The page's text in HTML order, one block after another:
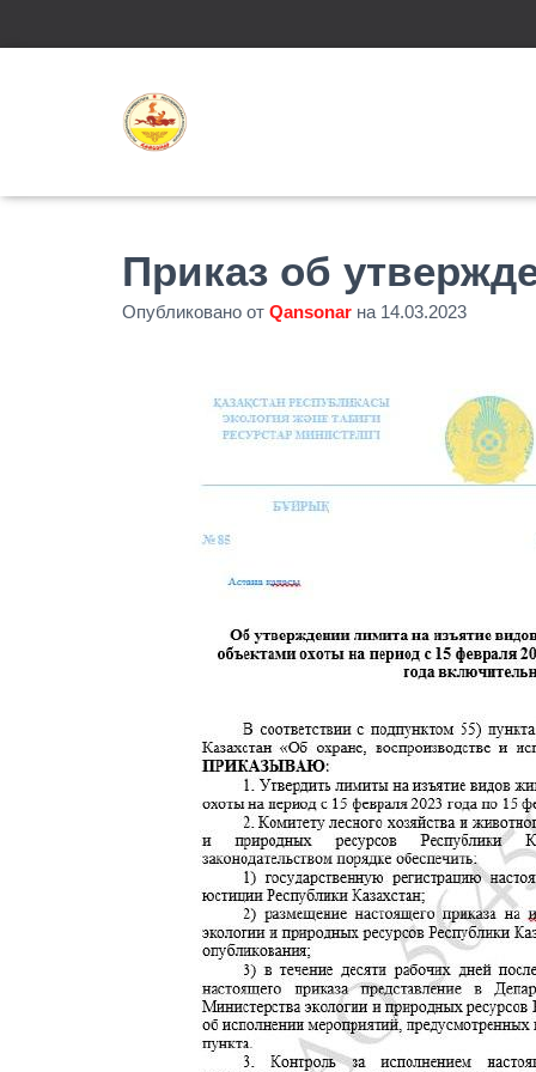
Приказ об
Опубликовано от Qansonar на 14.03.2023